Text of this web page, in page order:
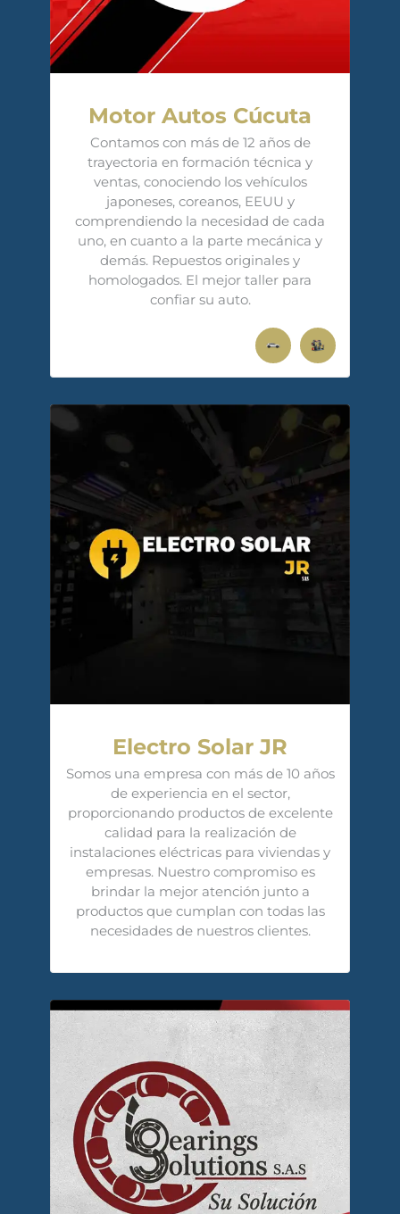
Motor Autos Cúcuta
Contamos con más de 12 años de
trayectoria en formación técnica y
ventas, conociendo los vehículos
japoneses, coreanos, EEUU y
comprendiendo la necesidad de cada
uno, en cuanto a la parte mecánica y
demás. Repuestos originales y
homologados. El mejor taller para
confiar su auto.
Electro Solar JR
Somos una empresa con más de 10 años
de experiencia en el sector,
proporcionando productos de excelente
calidad para la realización de
instalaciones eléctricas para viviendas y
empresas. Nuestro compromiso es
brindar la mejor atención junto a
productos que cumplan con todas las
necesidades de nuestros clientes.